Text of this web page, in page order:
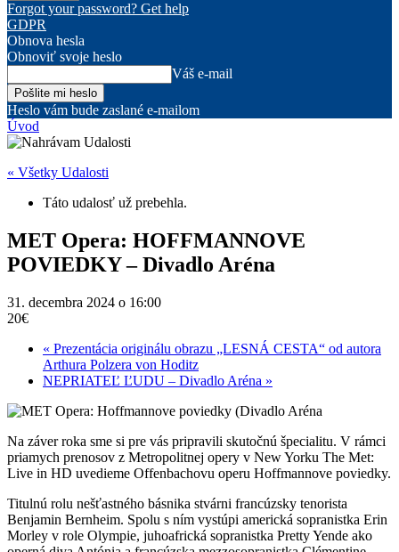
Forgot your password? Get help
GDPR
Obnova hesla
Obnoviť svoje heslo
Váš e-mail
Heslo vám bude zaslané e-mailom
Úvod
« Všetky Udalosti
Táto udalosť už prebehla.
MET Opera: HOFFMANNOVE
POVIEDKY – Divadlo Aréna
31. decembra 2024 o 16:00
20€
« Prezentácia originálu obrazu „LESNÁ CESTA“ od autora
Arthura Polzera von Hoditz
NEPRIATEĽ ĽUDU – Divadlo Aréna »
Na záver roka sme si pre vás pripravili skutočnú špecialitu. V rámci
priamych prenosov z Metropolitnej opery v New Yorku The Met:
Live in HD uvedieme Offenbachovu operu Hoffmannove poviedky.
Titulnú rolu nešťastného básnika stvárni francúzsky tenorista
Benjamin Bernheim. Spolu s ním vystúpi americká sopranistka Erin
Morley v role Olympie, juhoafrická sopranistka Pretty Yende ako